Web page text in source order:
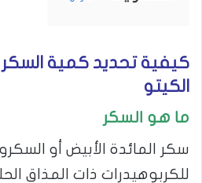
كيفية تحديد كمية
الكيتو
ما هو السكر
سكر المائدة الأبيض أو
للكربوهيدرات ذات المذاق